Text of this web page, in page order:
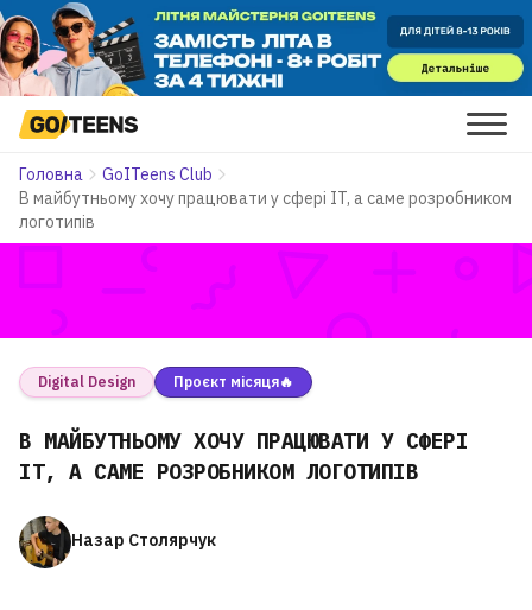
Головна
GoITeens Club
В майбутньому хочу працювати у сфері IT, а саме розробником
логотипів
Digital Design Проєкт місяця🔥
В МАЙБУТНЬОМУ ХОЧУ ПРАЦЮВАТИ У СФЕРІ
IT, А САМЕ РОЗРОБНИКОМ ЛОГОТИПІВ
Назар Столярчук